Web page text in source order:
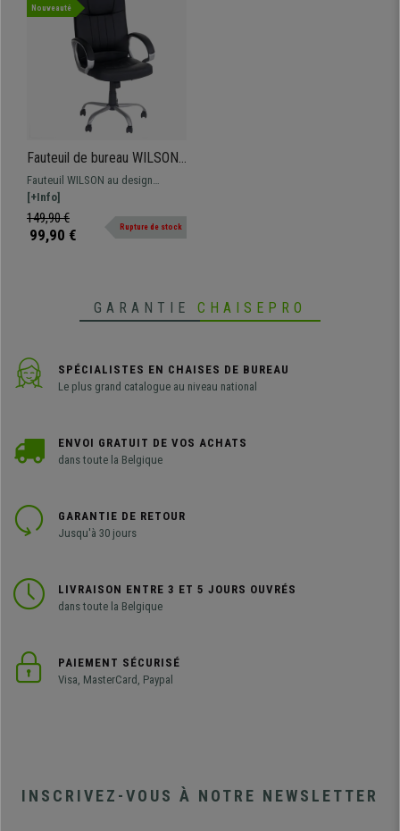
Nouveauté
Fauteuil de bureau WILSON,
Grand rembourrage,
Revêtement Cuir, Noir
Fauteuil WILSON au design
élégant et très confortable.
Piétement métallique résistant,
rembourrage épais et revêtement
[+Info]
149,90 €
99,90 € Rupture de stock
GARANTIE CHAISEPRO
SPÉCIALISTES EN CHAISES DE BUREAU
Le plus grand catalogue au niveau national
ENVOI GRATUIT DE VOS ACHATS
dans toute la Belgique
GARANTIE DE RETOUR
Jusqu'à 30 jours
LIVRAISON ENTRE 3 ET 5 JOURS OUVRÉS
dans toute la Belgique
PAIEMENT SÉCURISÉ
Visa, MasterCard, Paypal
INSCRIVEZ-VOUS À NOTRE NEWSLETTER